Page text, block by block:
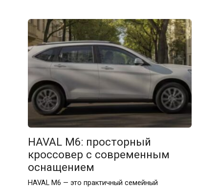
HAVAL M6: просторный
кроссовер с современным
оснащением
HAVAL M6 — это практичный семейный